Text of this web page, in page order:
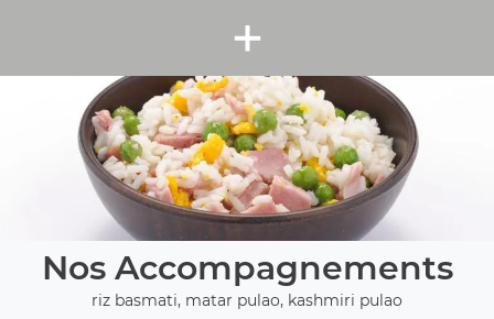
+
Nos Accompagnements
riz basmati, matar pulao, kashmiri pulao